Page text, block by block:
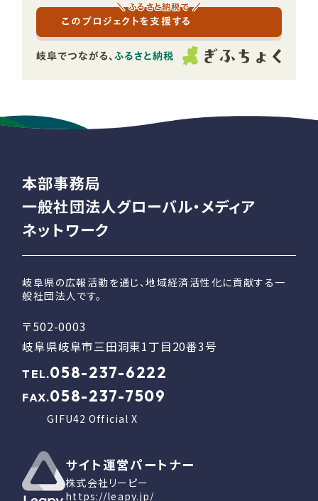
このプロジェクトを支援する
＼ ふるさと納税で ／
本部事務局
一般社団法人グローバル・メディア
ネットワーク
岐阜県の広報活動を通じ、地域経済活性化に貢献する一
般社団法人です。
〒502-0003
岐阜県岐阜市三田洞東1丁目20番3号
TEL.058-237-6222
FAX.058-237-7509
GIFU42 Official X
サイト運営パートナー
株式会社リーピー
https://leapy.jp/